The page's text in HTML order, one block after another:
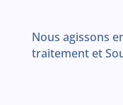
Nous agissons
traitement et